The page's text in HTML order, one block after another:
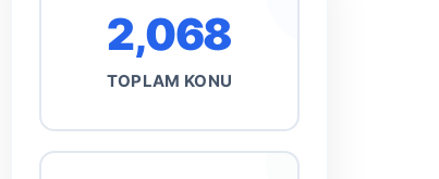
2,068
TOPLAM KONU